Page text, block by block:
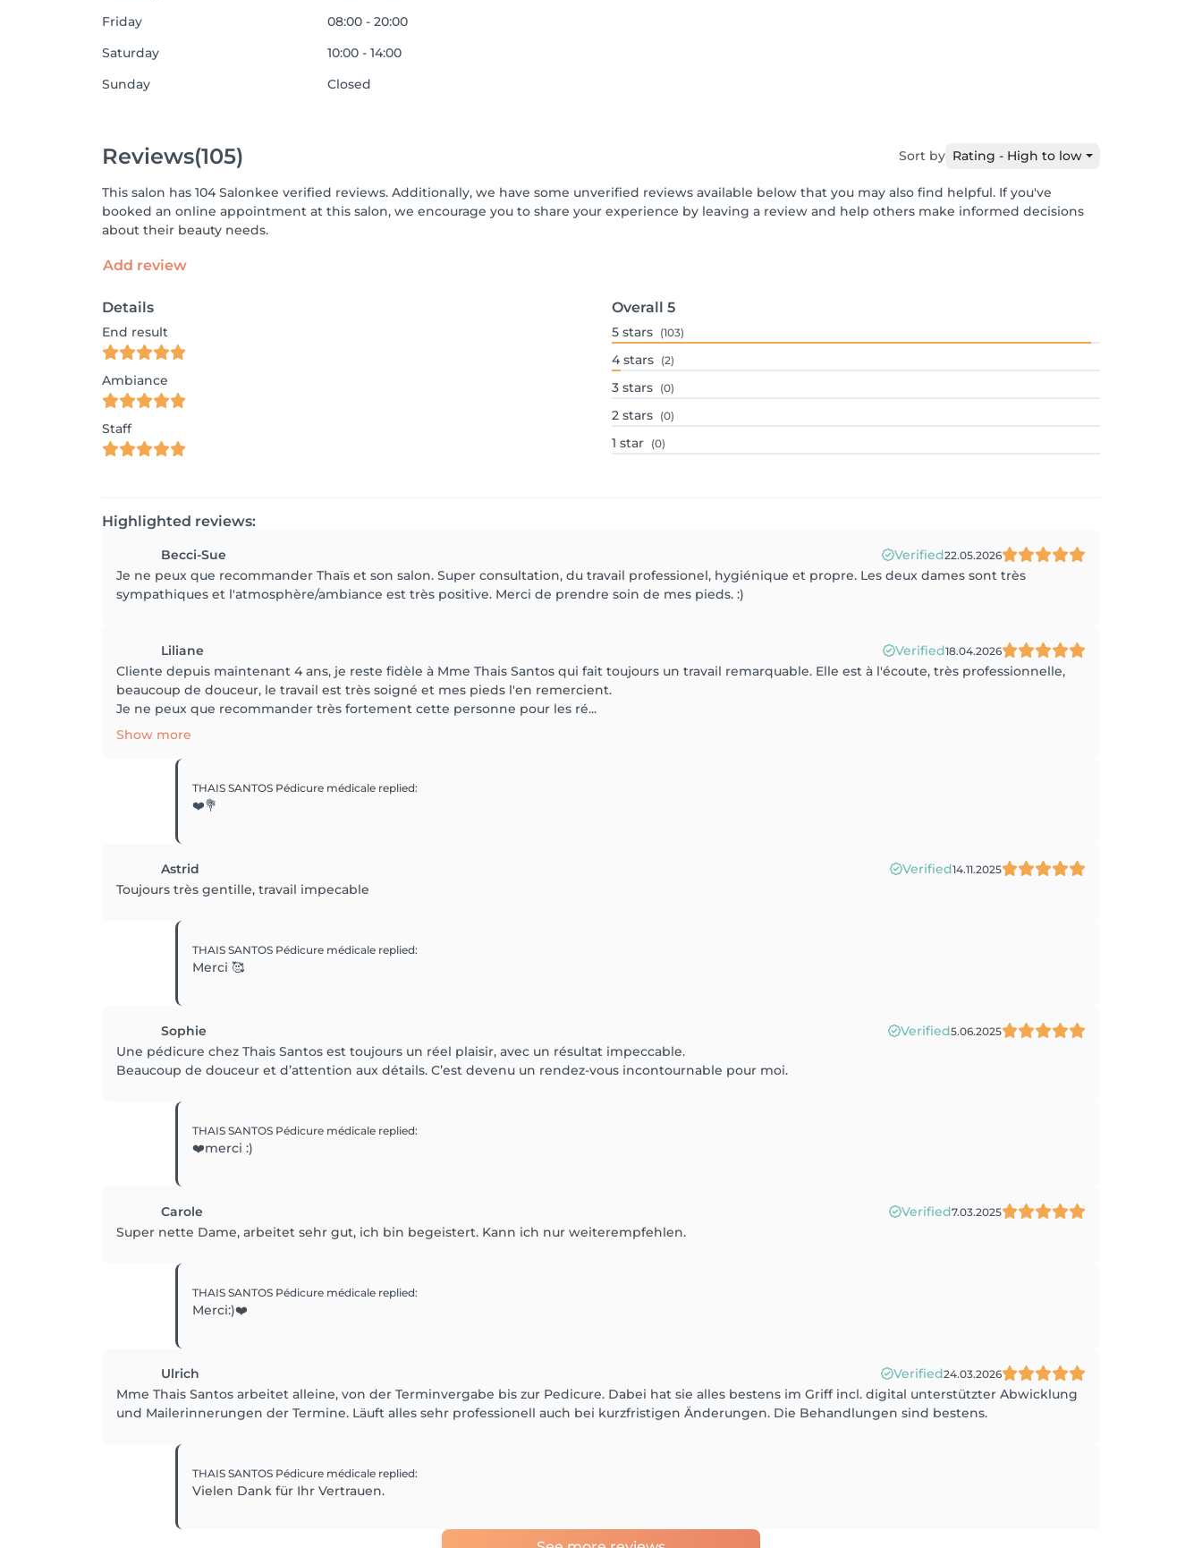
Friday
08:00 - 20:00
Saturday
10:00 - 14:00
Sunday
Closed
Reviews(105) Sort by Rating - High to low
This salon has 104 Salonkee verified reviews. Additionally, we have some unverified reviews available below that you may also find helpful. If you've
booked an online appointment at this salon, we encourage you to share your experience by leaving a review and help others make informed decisions
about their beauty needs.
Add review
Details
End result
Ambiance
Staff
Overall 5
5 stars (103)
4 stars (2)
3 stars (0)
2 stars (0)
1 star (0)
Highlighted reviews:
Becci-Sue Verified22.05.2026
Je ne peux que recommander Thaïs et son salon. Super consultation, du travail professionel, hygiénique et propre. Les deux dames sont très
sympathiques et l'atmosphère/ambiance est très positive. Merci de prendre soin de mes pieds. :)
Liliane Verified18.04.2026
Cliente depuis maintenant 4 ans, je reste fidèle à Mme Thais Santos qui fait toujours un travail remarquable. Elle est à l'écoute, très professionnelle,
beaucoup de douceur, le travail est très soigné et mes pieds l'en remercient.
Je ne peux que recommander très fortement cette personne pour les ré...
Show more
THAIS SANTOS Pédicure médicale replied:
❤️💐
Astrid Verified14.11.2025
Toujours très gentille, travail impecable
THAIS SANTOS Pédicure médicale replied:
Merci 🥰
Sophie Verified5.06.2025
Une pédicure chez Thais Santos est toujours un réel plaisir, avec un résultat impeccable.
Beaucoup de douceur et d’attention aux détails. C’est devenu un rendez-vous incontournable pour moi.
THAIS SANTOS Pédicure médicale replied:
❤️merci :)
Carole Verified7.03.2025
Super nette Dame, arbeitet sehr gut, ich bin begeistert. Kann ich nur weiterempfehlen.
THAIS SANTOS Pédicure médicale replied:
Merci:)❤️
Ulrich Verified24.03.2026
Mme Thais Santos arbeitet alleine, von der Terminvergabe bis zur Pedicure. Dabei hat sie alles bestens im Griff incl. digital unterstützter Abwicklung
und Mailerinnerungen der Termine. Läuft alles sehr professionell auch bei kurzfristigen Änderungen. Die Behandlungen sind bestens.
THAIS SANTOS Pédicure médicale replied:
Vielen Dank für Ihr Vertrauen.